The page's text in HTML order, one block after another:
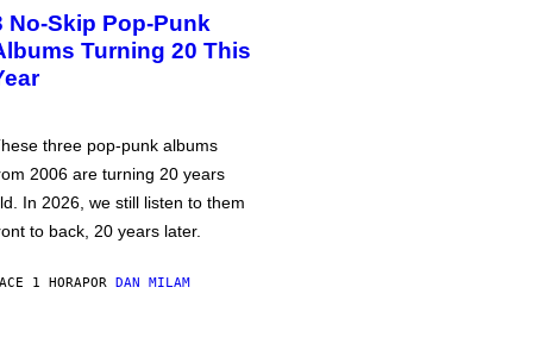
No-Skip Pop-Punk
Turning 20 This
three pop-punk albums
2006 are turning 20 years
In 2026, we still listen to them
to back, 20 years later.
1 HORAPOR DAN MILAM